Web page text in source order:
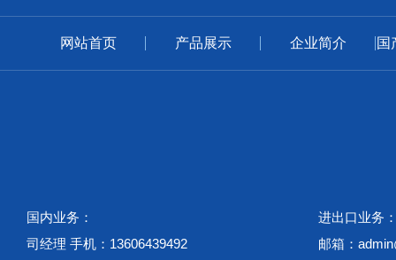
网站首页 产品展示 企业简介 国
国内业务：
司经理 手机：13606439492
进出口业务
邮箱：